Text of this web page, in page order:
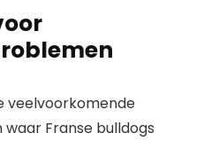
veelvoorkomende
Franse bulldogs